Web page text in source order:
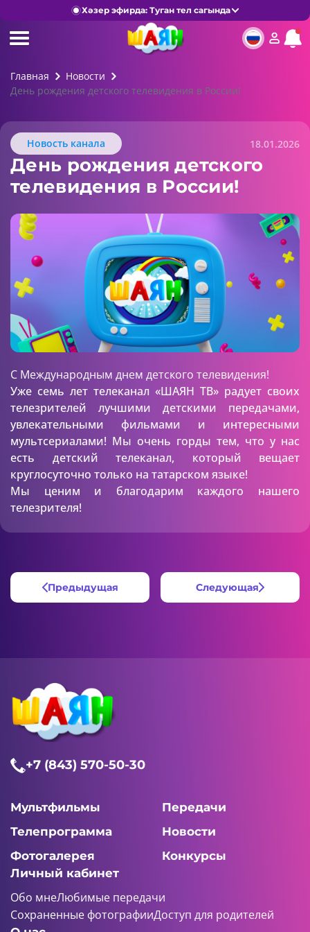
Хәзер эфирда: Туган тел сагында
Главная
Новости
День рождения детского телевидения в России!
Новость канала 18.01.2026
День рождения детского
телевидения в России!
С Международным днем детского телевидения!
Уже семь лет телеканал «ШАЯН ТВ» радует своих
телезрителей лучшими детскими передачами,
увлекательными фильмами и интересными
мультсериалами! Мы очень горды тем, что у нас
есть детский телеканал, который вещает
круглосуточно только на татарском языке!
Мы ценим и благодарим каждого нашего
телезрителя!
Предыдущая Следующая
+7 (843) 570-50-30
Мультфильмы
Передачи
Телепрограмма
Новости
Фотогалерея
Конкурсы
Личный кабинет
Обо мнеЛюбимые передачи
Сохраненные фотографииДоступ для родителей